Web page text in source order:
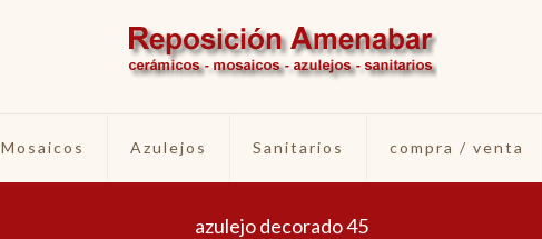
Mosaicos Azulejos Sanitarios compra / venta
azulejo decorado 45